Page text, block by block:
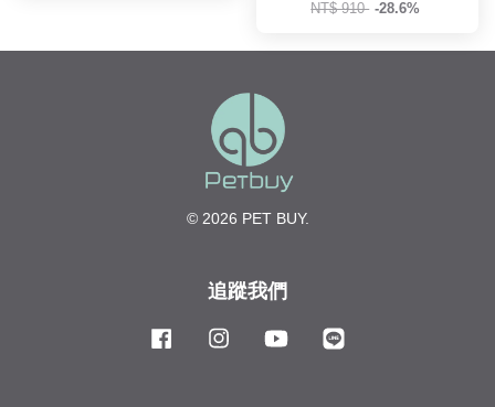
NT$ 910 -28.6%
© 2026 PET BUY.
追蹤我們
Facebook Instagram YouTube